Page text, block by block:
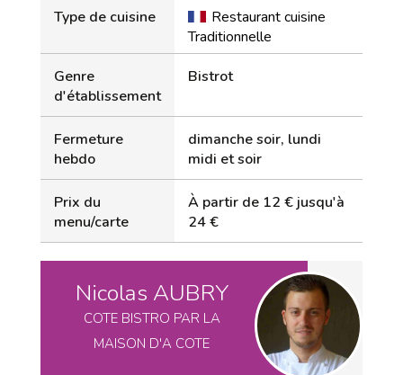
Type de cuisine
Restaurant cuisine
Traditionnelle
Genre
d'établissement
Bistrot
Fermeture
hebdo
dimanche soir, lundi
midi et soir
Prix du
menu/carte
À partir de 12 € jusqu'à
24 €
Nicolas AUBRY
COTE BISTRO PAR LA
MAISON D'A COTE